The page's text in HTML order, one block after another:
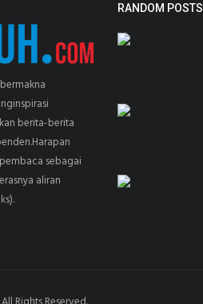
berita-berita
sebagai
aliran
RANDOM POSTS